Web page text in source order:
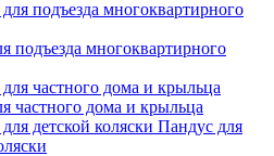
подъезда многоквартирного
частного дома и крыльца
Пандус для